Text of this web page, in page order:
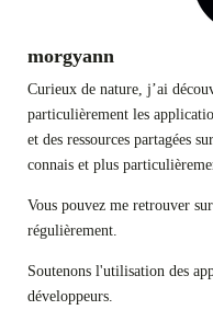
morgyann
Curieux de nature, j’ai
particulièrement les
et des ressources partagées
connais et plus
Vous pouvez me retrouver sur
régulièrement.
Soutenons l'utilisation des
développeurs.